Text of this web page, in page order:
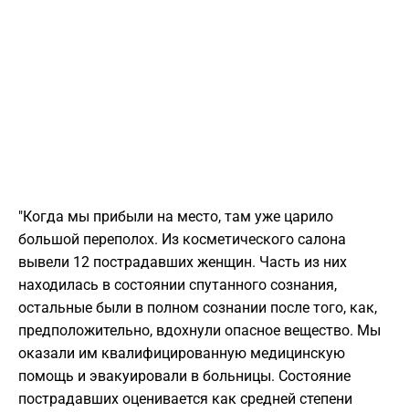
"Когда мы прибыли на место, там уже царило
большой переполох. Из косметического салона
вывели 12 пострадавших женщин. Часть из них
находилась в состоянии спутанного сознания,
остальные были в полном сознании после того, как,
предположительно, вдохнули опасное вещество. Мы
оказали им квалифицированную медицинскую
помощь и эвакуировали в больницы. Состояние
пострадавших оценивается как средней степени